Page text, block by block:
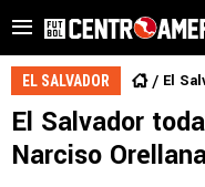
EL SALVADOR El
El Salvador
Narciso